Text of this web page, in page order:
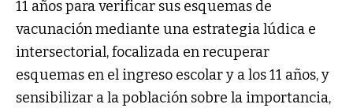
11 años para verificar sus esquemas de
vacunación mediante una estrategia lúdica e
intersectorial, focalizada en recuperar
esquemas en el ingreso escolar y a los 11 años, y
sensibilizar a la población sobre la importancia,